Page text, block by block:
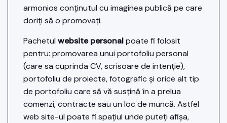
armonios conținutul cu imaginea publică pe care
doriți să o promovați.
Pachetul website personalpoate fi folosit
pentru: promovarea unui portofoliu personal
(care sa cuprinda CV, scrisoare de intenție),
portofoliu de proiecte, fotografic și orice alt tip
de portofoliu care să vă susțină în a prelua
comenzi, contracte sau un loc de muncă. Astfel
web site-ul poate fi spațiul unde puteți afișa,